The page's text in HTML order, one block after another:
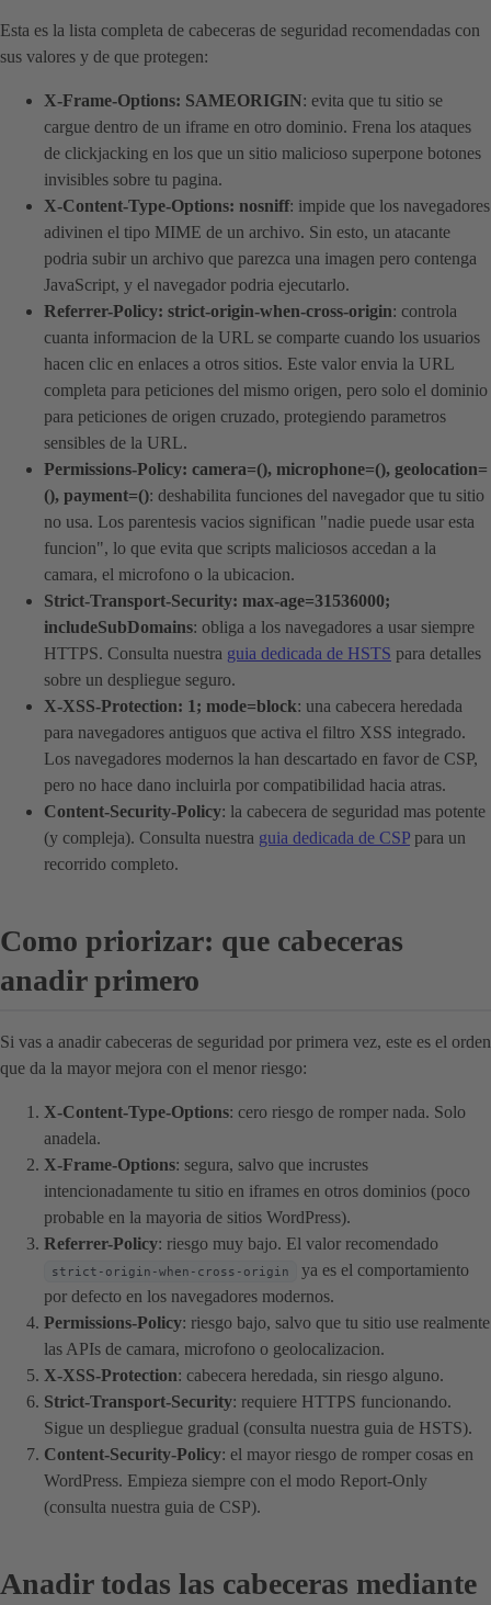
Esta es la lista completa de cabeceras de seguridad recomendadas con
sus valores y de que protegen:
X-Frame-Options: SAMEORIGIN: evita que tu sitio se
cargue dentro de un iframe en otro dominio. Frena los ataques
de clickjacking en los que un sitio malicioso superpone botones
invisibles sobre tu pagina.
X-Content-Type-Options: nosniff: impide que los navegadores
adivinen el tipo MIME de un archivo. Sin esto, un atacante
podria subir un archivo que parezca una imagen pero contenga
JavaScript, y el navegador podria ejecutarlo.
Referrer-Policy: strict-origin-when-cross-origin: controla
cuanta informacion de la URL se comparte cuando los usuarios
hacen clic en enlaces a otros sitios. Este valor envia la URL
completa para peticiones del mismo origen, pero solo el dominio
para peticiones de origen cruzado, protegiendo parametros
sensibles de la URL.
Permissions-Policy: camera=(), microphone=(), geolocation=
(), payment=(): deshabilita funciones del navegador que tu sitio
no usa. Los parentesis vacios significan "nadie puede usar esta
funcion", lo que evita que scripts maliciosos accedan a la
camara, el microfono o la ubicacion.
Strict-Transport-Security: max-age=31536000;
includeSubDomains: obliga a los navegadores a usar siempre
HTTPS. Consulta nuestra guia dedicada de HSTS para detalles
sobre un despliegue seguro.
X-XSS-Protection: 1; mode=block: una cabecera heredada
para navegadores antiguos que activa el filtro XSS integrado.
Los navegadores modernos la han descartado en favor de CSP,
pero no hace dano incluirla por compatibilidad hacia atras.
Content-Security-Policy: la cabecera de seguridad mas potente
(y compleja). Consulta nuestra guia dedicada de CSP para un
recorrido completo.
Como priorizar: que cabeceras
anadir primero
Si vas a anadir cabeceras de seguridad por primera vez, este es el orden
que da la mayor mejora con el menor riesgo:
X-Content-Type-Options: cero riesgo de romper nada. Solo
anadela.
X-Frame-Options: segura, salvo que incrustes
intencionadamente tu sitio en iframes en otros dominios (poco
probable en la mayoria de sitios WordPress).
Referrer-Policy: riesgo muy bajo. El valor recomendado
strict-origin-when-cross-origin
ya es el comportamiento
por defecto en los navegadores modernos.
Permissions-Policy: riesgo bajo, salvo que tu sitio use realmente
las APIs de camara, microfono o geolocalizacion.
X-XSS-Protection: cabecera heredada, sin riesgo alguno.
Strict-Transport-Security: requiere HTTPS funcionando.
Sigue un despliegue gradual (consulta nuestra guia de HSTS).
Content-Security-Policy: el mayor riesgo de romper cosas en
WordPress. Empieza siempre con el modo Report-Only
(consulta nuestra guia de CSP).
Anadir todas las cabeceras mediante